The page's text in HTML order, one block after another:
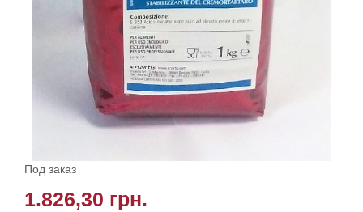
Под заказ
1.826,30 грн.